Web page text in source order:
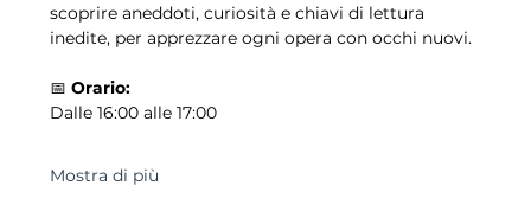
scoprire aneddoti, curiosità e chiavi di lettura
inedite, per apprezzare ogni opera con occhi nuovi.
📅 Orario:
Dalle 16:00 alle 17:00
Mostra di più